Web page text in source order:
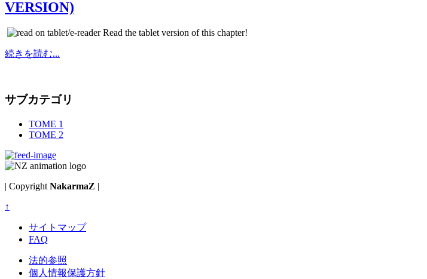
VERSION)
Read the tablet version of this chapter!
続きを読む...
サブカテゴリ
TOME 1
TOME 2
| Copyright NakarmaZ |
↑
サイトマップ
FAQ
法的参照
個人情報保護方針